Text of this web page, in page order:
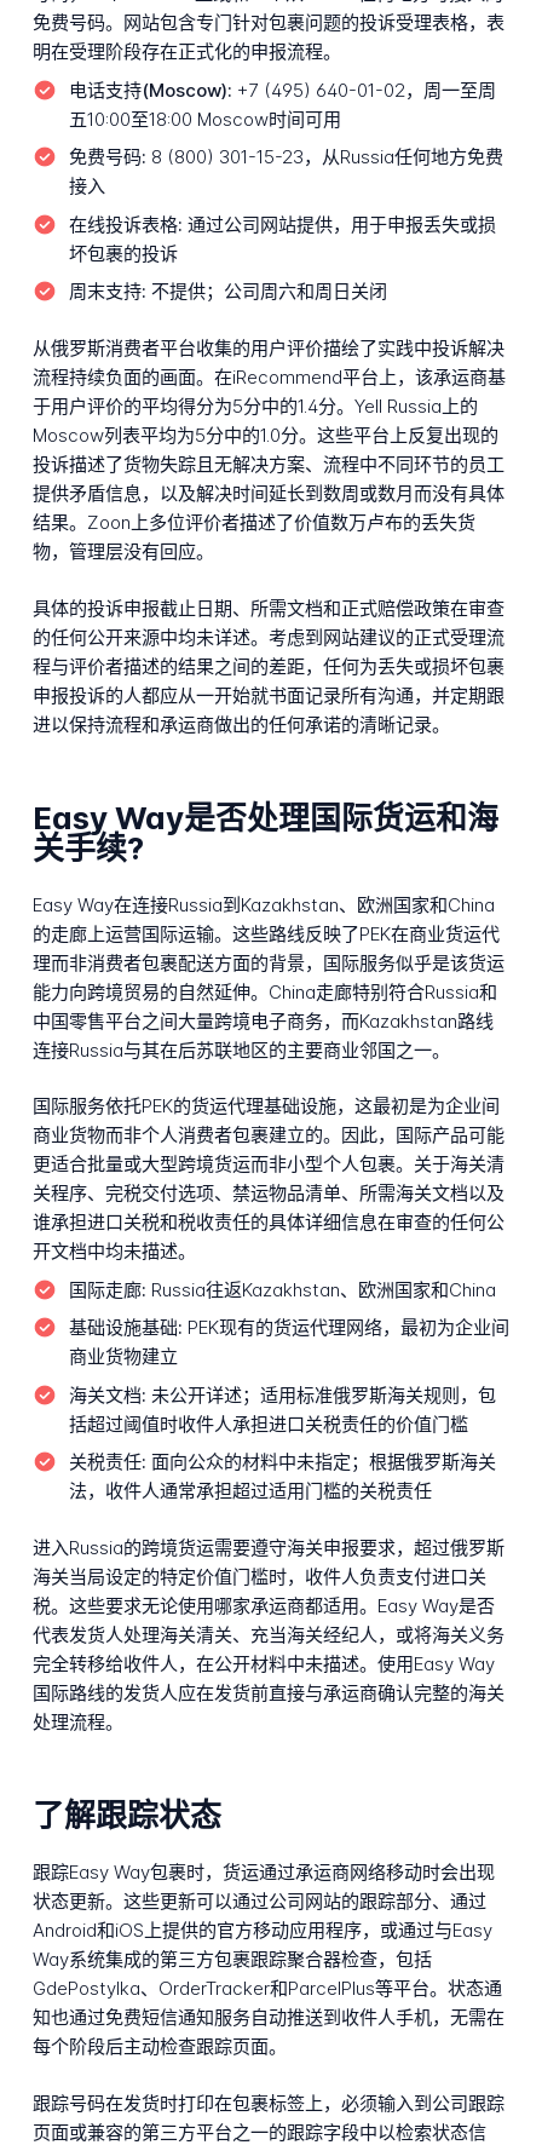
免费号码。网站包含专门针对包裹问题的投诉受理表格，表
明在受理阶段存在正式化的申报流程。
电话支持(Moscow): +7 (495) 640-01-02，周一至周
五10:00至18:00 Moscow时间可用
免费号码: 8 (800) 301-15-23，从Russia任何地方免费
接入
在线投诉表格: 通过公司网站提供，用于申报丢失或损
坏包裹的投诉
周末支持: 不提供；公司周六和周日关闭
从俄罗斯消费者平台收集的用户评价描绘了实践中投诉解决
流程持续负面的画面。在iRecommend平台上，该承运商基
于用户评价的平均得分为5分中的1.4分。Yell Russia上的
Moscow列表平均为5分中的1.0分。这些平台上反复出现的
投诉描述了货物失踪且无解决方案、流程中不同环节的员工
提供矛盾信息，以及解决时间延长到数周或数月而没有具体
结果。Zoon上多位评价者描述了价值数万卢布的丢失货
物，管理层没有回应。
具体的投诉申报截止日期、所需文档和正式赔偿政策在审查
的任何公开来源中均未详述。考虑到网站建议的正式受理流
程与评价者描述的结果之间的差距，任何为丢失或损坏包裹
申报投诉的人都应从一开始就书面记录所有沟通，并定期跟
进以保持流程和承运商做出的任何承诺的清晰记录。
Easy Way是否处理国际货运和海
关手续?
Easy Way在连接Russia到Kazakhstan、欧洲国家和China
的走廊上运营国际运输。这些路线反映了PEK在商业货运代
理而非消费者包裹配送方面的背景，国际服务似乎是该货运
能力向跨境贸易的自然延伸。China走廊特别符合Russia和
中国零售平台之间大量跨境电子商务，而Kazakhstan路线
连接Russia与其在后苏联地区的主要商业邻国之一。
国际服务依托PEK的货运代理基础设施，这最初是为企业间
商业货物而非个人消费者包裹建立的。因此，国际产品可能
更适合批量或大型跨境货运而非小型个人包裹。关于海关清
关程序、完税交付选项、禁运物品清单、所需海关文档以及
谁承担进口关税和税收责任的具体详细信息在审查的任何公
开文档中均未描述。
国际走廊: Russia往返Kazakhstan、欧洲国家和China
基础设施基础: PEK现有的货运代理网络，最初为企业间
商业货物建立
海关文档: 未公开详述；适用标准俄罗斯海关规则，包
括超过阈值时收件人承担进口关税责任的价值门槛
关税责任: 面向公众的材料中未指定；根据俄罗斯海关
法，收件人通常承担超过适用门槛的关税责任
进入Russia的跨境货运需要遵守海关申报要求，超过俄罗斯
海关当局设定的特定价值门槛时，收件人负责支付进口关
税。这些要求无论使用哪家承运商都适用。Easy Way是否
代表发货人处理海关清关、充当海关经纪人，或将海关义务
完全转移给收件人，在公开材料中未描述。使用Easy Way
国际路线的发货人应在发货前直接与承运商确认完整的海关
处理流程。
了解跟踪状态
跟踪Easy Way包裹时，货运通过承运商网络移动时会出现
状态更新。这些更新可以通过公司网站的跟踪部分、通过
Android和iOS上提供的官方移动应用程序，或通过与Easy
Way系统集成的第三方包裹跟踪聚合器检查，包括
GdePostylka、OrderTracker和ParcelPlus等平台。状态通
知也通过免费短信通知服务自动推送到收件人手机，无需在
每个阶段后主动检查跟踪页面。
跟踪号码在发货时打印在包裹标签上，必须输入到公司跟踪
页面或兼容的第三方平台之一的跟踪字段中以检索状态信